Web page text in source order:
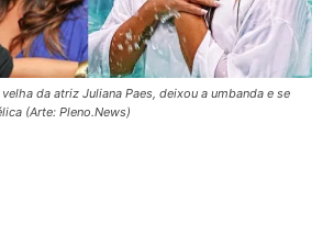
da atriz Juliana Paes, deixou a umbanda e se
(Arte: Pleno.News)